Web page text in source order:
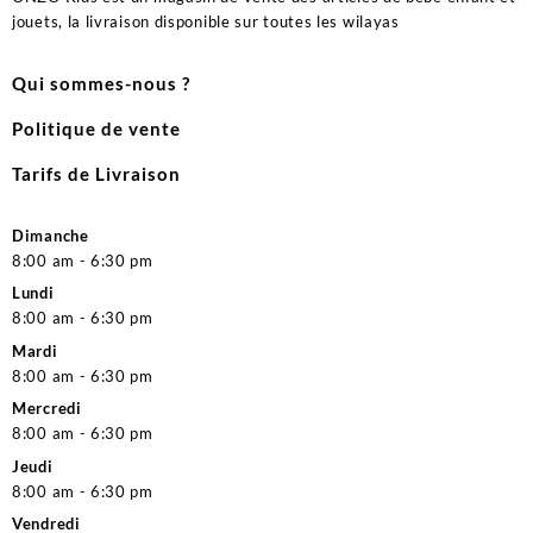
jouets, la livraison disponible sur toutes les wilayas
Qui sommes-nous ?
Politique de vente
Tarifs de Livraison
Dimanche
8:00 am - 6:30 pm
Lundi
8:00 am - 6:30 pm
Mardi
8:00 am - 6:30 pm
Mercredi
8:00 am - 6:30 pm
Jeudi
8:00 am - 6:30 pm
Vendredi